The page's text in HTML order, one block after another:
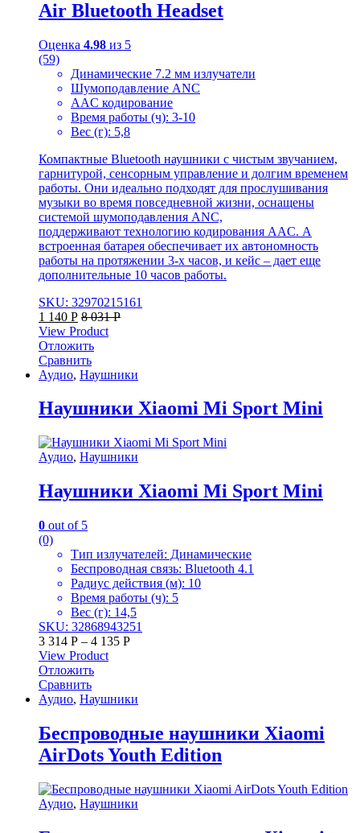
Air Bluetooth Headset
Оценка 4.98 из 5
(59)
Динамические 7.2 мм излучатели
Шумоподавление ANC
AAC кодирование
Время работы (ч): 3-10
Вес (г): 5,8
Компактные Bluetooth наушники с чистым звучанием,
гарнитурой, сенсорным управление и долгим временем
работы. Они идеально подходят для прослушивания
музыки во время повседневной жизни, оснащены
системой шумоподавления ANC,
поддерживают технологию кодирования AAC. А
встроенная батарея обеспечивает их автономность
работы на протяжении 3-х часов, и кейс – дает еще
дополнительные 10 часов работы.
SKU: 32970215161
1 140 Р 8 031Р
View Product
Отложить
Сравнить
Аудио, Наушники
Наушники Xiaomi Mi Sport Mini
Аудио, Наушники
Наушники Xiaomi Mi Sport Mini
0 out of 5
(0)
Тип излучателей: Динамические
Беспроводная связь: Bluetooth 4.1
Радиус действия (м): 10
Время работы (ч): 5
Вес (г): 14,5
SKU: 32868943251
3 314 Р – 4 135 Р
View Product
Отложить
Сравнить
Аудио, Наушники
Беспроводные наушники Xiaomi
AirDots Youth Edition
Аудио, Наушники